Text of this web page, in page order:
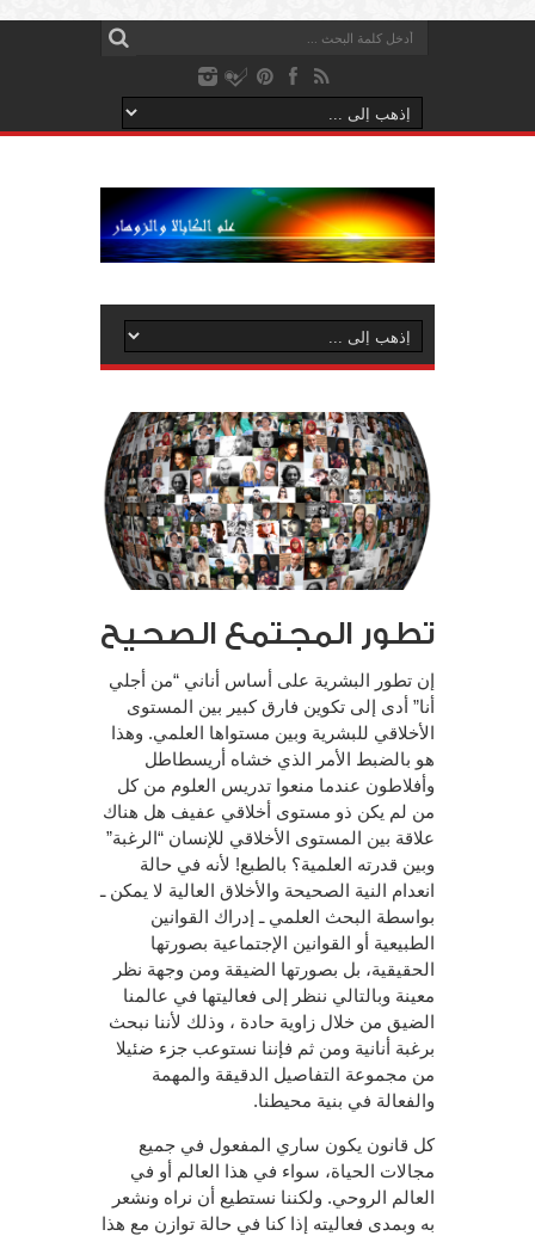
تطور المجتمع الصحيح
إن تطور البشرية على أساس أناني “من أجلي
أنا” أدى إلى تكوين فارق كبير بين المستوى
الأخلاقي للبشرية وبين مستواها العلمي. وهذا
هو بالضبط الأمر الذي خشاه أريسطاطل
وأفلاطون عندما منعوا تدريس العلوم من كل
من لم يكن ذو مستوى أخلاقي عفيف هل هناك
علاقة بين المستوى الأخلاقي للإنسان “الرغبة”
وبين قدرته العلمية؟ بالطبع! لأنه في حالة
انعدام النية الصحيحة والأخلاق العالية لا يمكن ـ
بواسطة البحث العلمي ـ إدراك القوانين
الطبيعية أو القوانين الإجتماعية بصورتها
الحقيقية، بل بصورتها الضيقة ومن وجهة نظر
معينة وبالتالي ننظر إلى فعاليتها في عالمنا
الضيق من خلال زاوية حادة ، وذلك لأننا نبحث
برغبة أنانية ومن ثم فإننا نستوعب جزء ضئيلا
من مجموعة التفاصيل الدقيقة والمهمة
والفعالة في بنية محيطنا.
كل قانون يكون ساري المفعول في جميع
مجالات الحياة، سواء في هذا العالم أو في
العالم الروحي. ولكننا نستطيع أن نراه ونشعر
به وبمدى فعاليته إذا كنا في حالة توازن مع هذا